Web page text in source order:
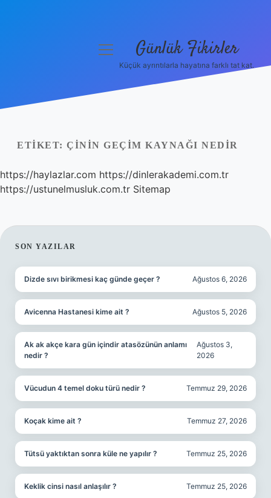
Yasal Uyarı
Hakkımızda
menüyü Günlük Fikirler
Küçük ayrıntılarla hayatına farklı tat kat.
ETIKET: ÇININ GEÇIM KAYNAĞI NEDIR
https://haylazlar.com https://dinlerakademi.com.tr
https://ustunelmusluk.com.tr Sitemap
SIDEBAR
SON YAZILAR
Dizde sıvı birikmesi kaç günde geçer ? Ağustos 6, 2026
Avicenna Hastanesi kime ait ? Ağustos 5, 2026
Ak ak akçe kara gün içindir atasözünün anlamı
nedir ?
Ağustos 3,
2026
Vücudun 4 temel doku türü nedir ? Temmuz 29, 2026
Koçak kime ait ? Temmuz 27, 2026
Tütsü yaktıktan sonra küle ne yapılır ? Temmuz 25, 2026
Keklik cinsi nasıl anlaşılır ? Temmuz 25, 2026